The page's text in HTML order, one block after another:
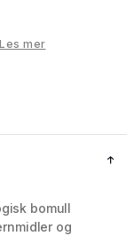
Les mer
bomull
og